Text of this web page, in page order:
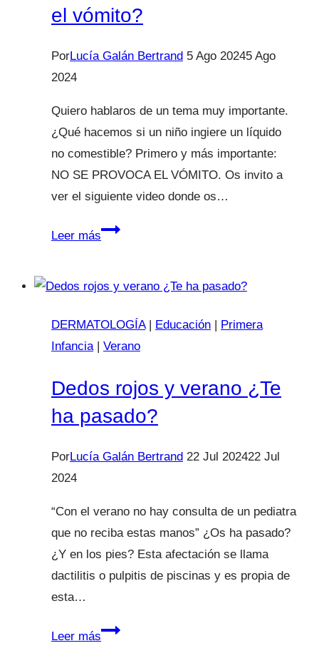
el vómito?
PorLucía Galán Bertrand 5 Ago 20245 Ago
2024
Quiero hablaros de un tema muy importante.
¿Qué hacemos si un niño ingiere un líquido
no comestible? Primero y más importante:
NO SE PROVOCA EL VÓMITO. Os invito a
ver el siguiente video donde os…
Leer másIngesta
no
comestible.
vómito?
DERMATOLOGÍA| Educación
Primera
Infancia| Verano
Dedos rojos y verano ¿Te
ha pasado?
PorLucía Galán Bertrand 22 Jul 202422 Jul
2024
“Con el verano no hay consulta de un pediatra
que no reciba estas manos” ¿Os ha pasado?
¿Y en los pies? Esta afectación se llama
dactilitis o pulpitis de piscinas y es propia de
esta…
Leer másDedos